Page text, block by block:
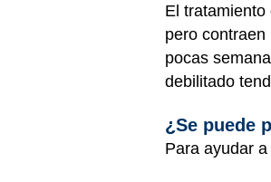
El
pero
pocas
debilitado
¿Se puede
Para ayudar